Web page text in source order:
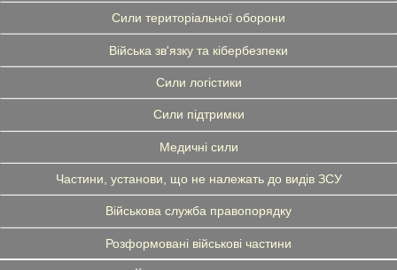
Сили територіальної оборони
Війська зв'язку та кібербезпеки
Сили логістики
Сили підтримки
Медичні сили
Частини, установи, що не належать до видів ЗСУ
Військова служба правопорядку
Розформовані військові частини